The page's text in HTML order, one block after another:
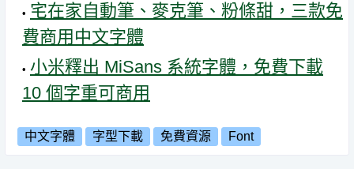
宅在家自動筆、麥克筆、粉條甜，三款免
費商用中文字體
小米釋出 MiSans 系統字體，免費下載
10 個字重可商用
中文字體 字型下載 免費資源 Font